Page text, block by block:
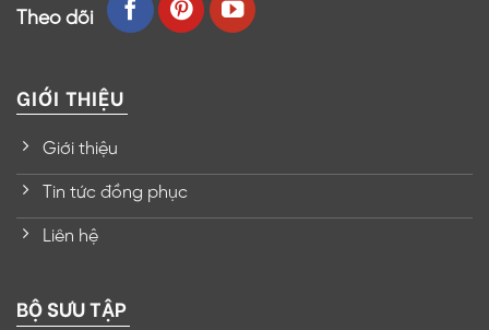
Theo dõi
GIỚI THIỆU
Giới thiệu
Tin tức đồng phục
Liên hệ
BỘ SƯU TẬP